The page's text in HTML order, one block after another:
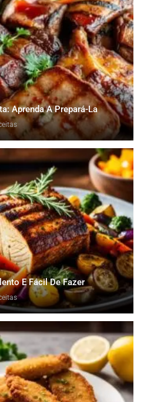
Nutritiva: Aprenda a Preparar
Aprenda a Prepará-la
Vegetariana
de Receitas
De Abóbora E
Receitas
Do Mar: Sabor E
Aprenda A Prepará-La
E Fácil De Fazer